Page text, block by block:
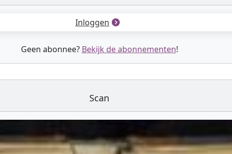
Inloggen
Geen abonnee? Bekijk de abonnementen!
Scan